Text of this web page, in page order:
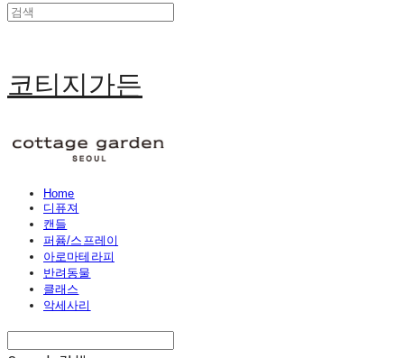
코티지가든
Home
디퓨져
캔들
퍼퓸/스프레이
아로마테라피
반려동물
클래스
악세사리